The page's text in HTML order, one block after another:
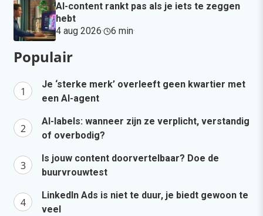
AI-content rankt pas als je iets te zeggen
hebt
4 aug 2026· 6 min·
Populair
Je ‘sterke merk’ overleeft geen kwartier met
een AI-agent
AI-labels: wanneer zijn ze verplicht, verstandig
of overbodig?
Is jouw content doorvertelbaar? Doe de
buurvrouwtest
LinkedIn Ads is niet te duur, je biedt gewoon te
veel